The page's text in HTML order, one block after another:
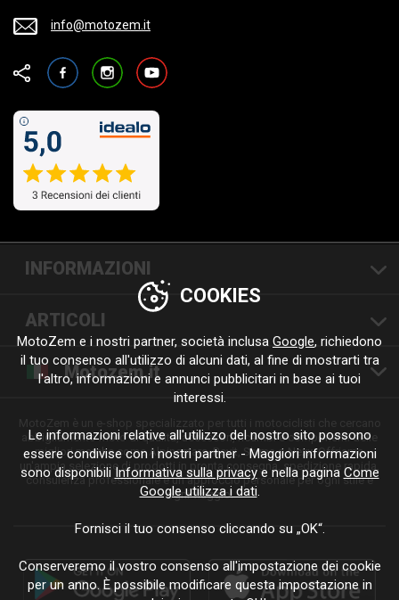
info@motozem.it
FacebookInstagramYouTube
INFORMAZIONI
ARTICOLI
Motozem.it
abbigliamento moto di qualità, accessori, ricambi e componenti delle
migliori marche come Alpinestars, Revit, Shima o Nexx. Offriamo
un'ampia selezione di prodotti in pronta consegna, spedizione rapida,
consulenza professionale e un approccio personale per ogni stile e
ogni viaggio.
COOKIES
MotoZem e i nostri partner, società inclusa Google, richiedono
il tuo consenso all'utilizzo di alcuni dati, al fine di mostrarti tra
l'altro, informazioni e annunci pubblicitari in base ai tuoi
interessi.
Le informazioni relative all'utilizzo del nostro sito possono
essere condivise con i nostri partner - Maggiori informazioni
sono disponibili Informativa sulla privacye nella pagina Come
Google utilizza i dati.
Fornisci il tuo consenso cliccando su „OK“.
Conserveremo il vostro consenso all'impostazione dei cookie
per un anno. È possibile modificare questa impostazione in